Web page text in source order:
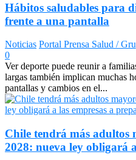
Hábitos saludables para
frente a una pantalla
Noticias Portal Prensa Salud /
0
Ver deporte puede reunir a
largas también implican muchas
pantallas y cambios en el...
Chile tendrá más adultos
2028: nueva ley obligará